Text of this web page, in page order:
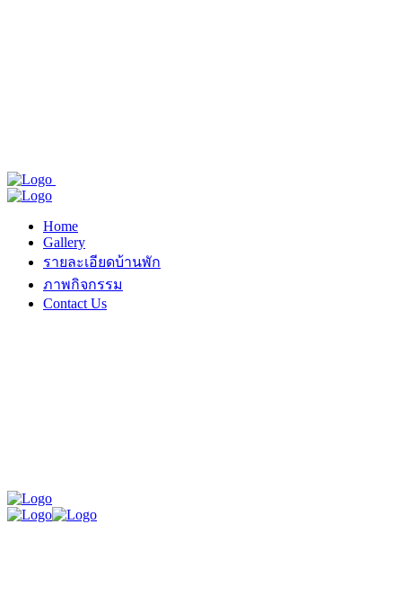
Home
Gallery
รายละเอียดบ้านพัก
ภาพกิจกรรม
Contact Us